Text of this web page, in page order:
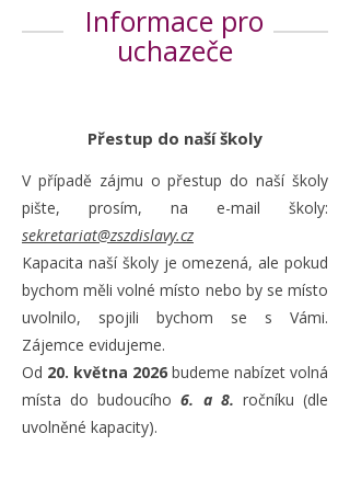
Informace pro
uchazeče
Přestup do naší školy
V případě zájmu o přestup do naší školy
pište, prosím, na e-mail školy:
sekretariat@zszdislavy.cz
Kapacita naší školy je omezená, ale pokud
bychom měli volné místo nebo by se místo
uvolnilo, spojili bychom se s Vámi.
Zájemce evidujeme.
Od 20. května 2026 budeme nabízet volná
místa do budoucího6. a 8. ročníku (dle
uvolněné kapacity).